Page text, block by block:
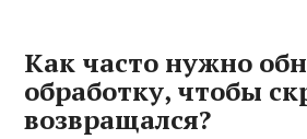
Как часто нужно
обработку, чтобы
возвращался?